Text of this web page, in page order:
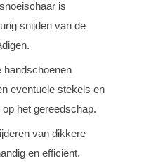
is
snijden van de
handschoenen
eventuele stekels en
het gereedschap.
van dikkere
en efficiënt.